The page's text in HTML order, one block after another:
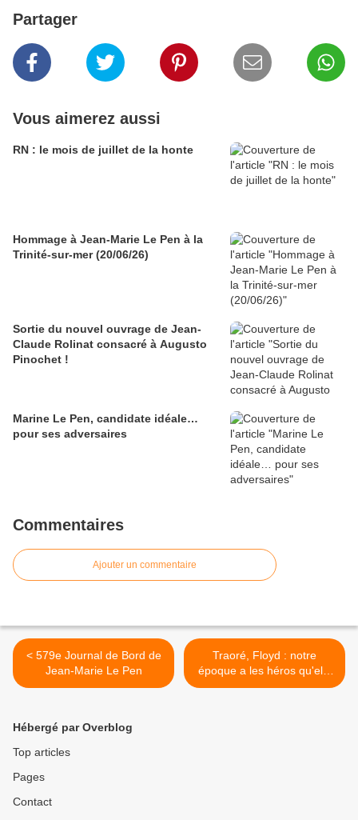
Partager
Vous aimerez aussi
RN : le mois de juillet de la honte
Hommage à Jean-Marie Le Pen à la
Trinité-sur-mer (20/06/26)
Sortie du nouvel ouvrage de Jean-
Claude Rolinat consacré à Augusto
Pinochet !
Marine Le Pen, candidate idéale…
pour ses adversaires
Commentaires
Ajouter un commentaire
< 579e Journal de Bord de
Jean-Marie Le Pen
Traoré, Floyd : notre
époque a les héros qu'elle
mérite >
Hébergé par Overblog
Top articles
Pages
Contact